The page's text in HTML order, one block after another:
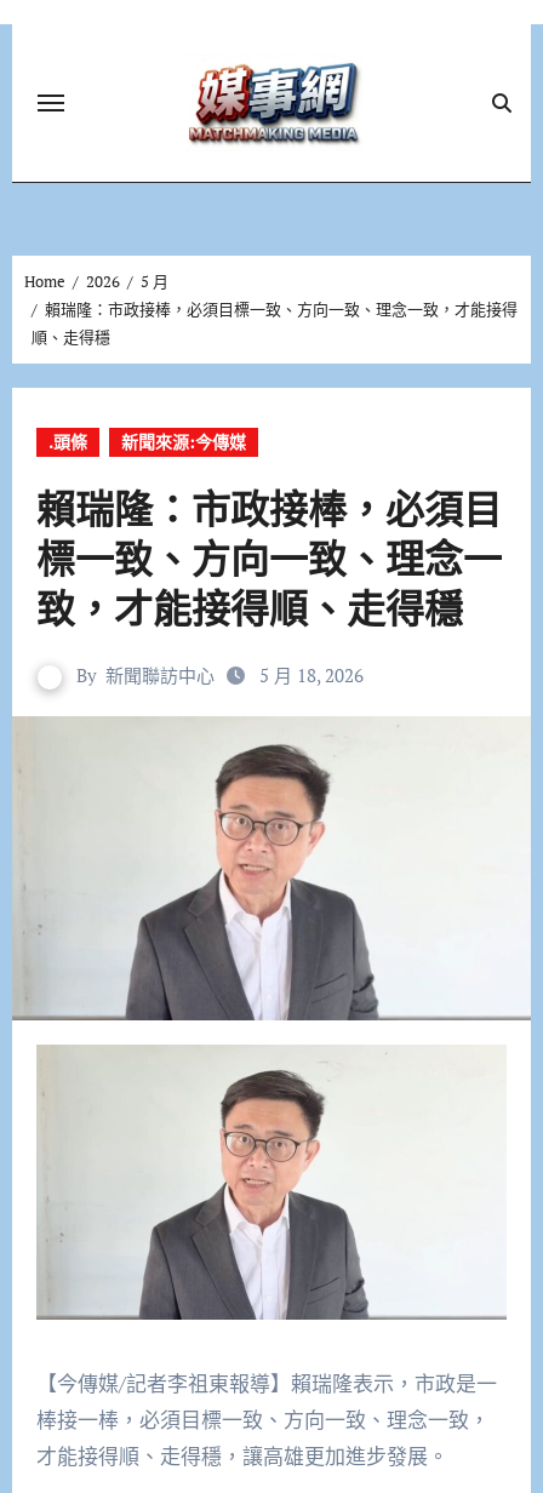
Home 2026
5 月
賴瑞隆：市政接棒，必須目標一致、方向一致、理念一致，才能接得
順、走得穩
.頭條 新聞來源:今傳媒
賴瑞隆：市政接棒，必須目
標一致、方向一致、理念一
致，才能接得順、走得穩
By 新聞聯訪中心 5 月 18, 2026
【今傳媒/記者李祖東報導】賴瑞隆表示，市政是一
棒接一棒，必須目標一致、方向一致、理念一致，
才能接得順、走得穩，讓高雄更加進步發展。